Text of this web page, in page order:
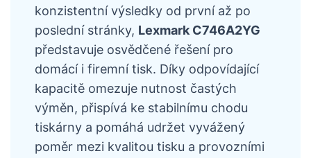
konzistentní výsledky od první až po
poslední stránky, Lexmark C746A2YG
představuje osvědčené řešení pro
domácí i firemní tisk. Díky odpovídající
kapacitě omezuje nutnost častých
výměn, přispívá ke stabilnímu chodu
tiskárny a pomáhá udržet vyvážený
poměr mezi kvalitou tisku a provozními